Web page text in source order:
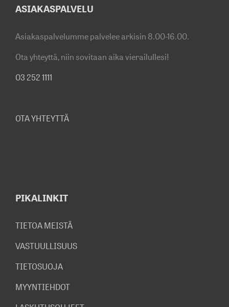
ASIAKASPALVELU
Asiakaspalvelumme palvelee arkisin 8.00-16.00.
Ota yhteyttä, niin sovitaan aika vierailullesi!
03 252 1111
OTA YHTEYTTÄ
PIKALINKIT
TIETOA MEISTÄ
VASTUULLISUUS
TIETOSUOJA
MYYNTIEHDOT